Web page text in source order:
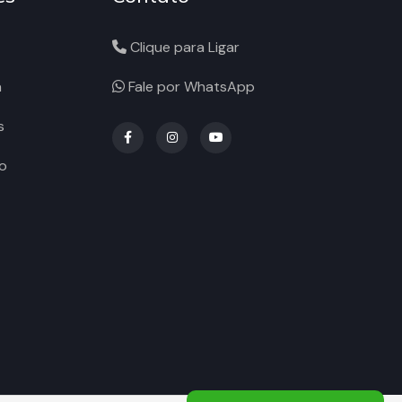
Clique para Ligar
Fale por WhatsApp